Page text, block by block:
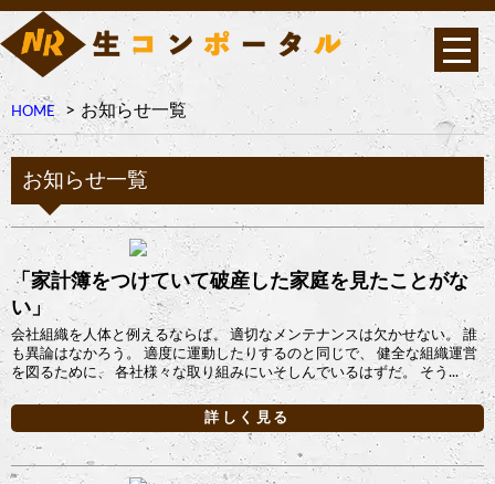
HOME お知らせ一覧
お知らせ一覧
「家計簿をつけていて破産した家庭を見たことがな
い」
会社組織を人体と例えるならば、 適切なメンテナンスは欠かせない。 誰
も異論はなかろう。 適度に運動したりするのと同じで、 健全な組織運営
を図るために、 各社様々な取り組みにいそしんでいるはずだ。 そう...
詳しく見る